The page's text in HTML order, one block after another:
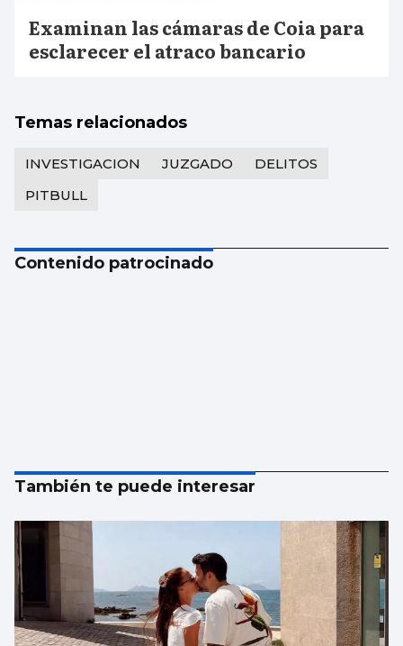
Examinan las cámaras de Coia para
esclarecer el atraco bancario
Temas relacionados
INVESTIGACION JUZGADO
DELITOS
PITBULL
Contenido patrocinado
También te puede interesar